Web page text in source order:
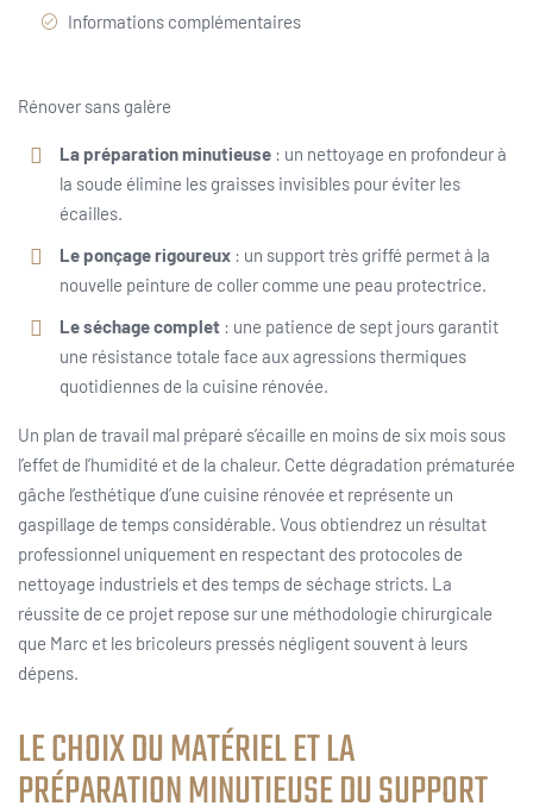
Informations complémentaires
Rénover sans galère
La préparation minutieuse : un nettoyage en profondeur à
la soude élimine les graisses invisibles pour éviter les
écailles.
Le ponçage rigoureux : un support très griffé permet à la
nouvelle peinture de coller comme une peau protectrice.
Le séchage complet : une patience de sept jours garantit
une résistance totale face aux agressions thermiques
quotidiennes de la cuisine rénovée.
Un plan de travail mal préparé s’écaille en moins de six mois sous
l’effet de l’humidité et de la chaleur. Cette dégradation prématurée
gâche l’esthétique d’une cuisine rénovée et représente un
gaspillage de temps considérable. Vous obtiendrez un résultat
professionnel uniquement en respectant des protocoles de
nettoyage industriels et des temps de séchage stricts. La
réussite de ce projet repose sur une méthodologie chirurgicale
que Marc et les bricoleurs pressés négligent souvent à leurs
dépens.
LE CHOIX DU MATÉRIEL ET LA
PRÉPARATION MINUTIEUSE DU SUPPORT